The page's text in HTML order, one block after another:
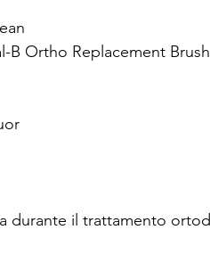
B Ortho Replacement
durante il trattamento